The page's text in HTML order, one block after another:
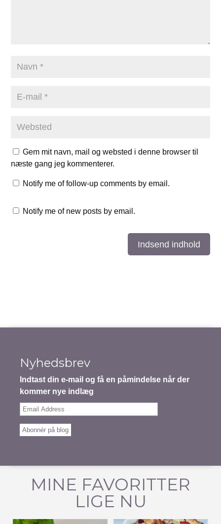
Gem mit navn, mail og websted i denne browser til
næste gang jeg kommenterer.
Notify me of follow-up comments by email.
Notify me of new posts by email.
Indsend indhold
Nyhedsbrev
Indtast din e-mail og få en påmindelse når der
kommer nye indlæg
Email
Abonnér på blog
MINE FAVORITTER
LIGE NU